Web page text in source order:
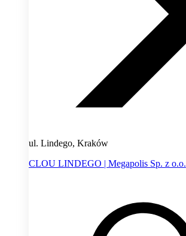
ul. Lindego, Kraków
CLOU LINDEGO | Megapolis Sp. z o.o.